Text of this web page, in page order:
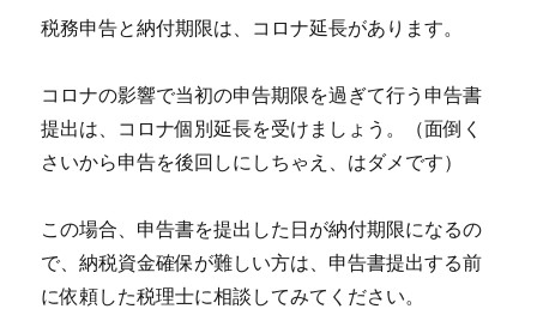
税務申告と納付期限は、コロナ延長があります。
コロナの影響で当初の申告期限を過ぎて行う申告書
提出は、コロナ個別延長を受けましょう。（面倒く
さいから申告を後回しにしちゃえ、はダメです）
この場合、申告書を提出した日が納付期限になるの
で、納税資金確保が難しい方は、申告書提出する前
に依頼した税理士に相談してみてください。